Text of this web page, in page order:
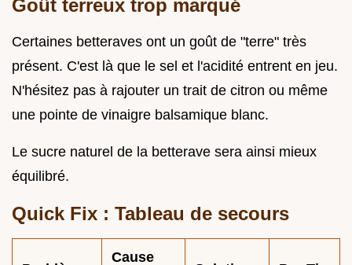
Goût terreux trop marqué
Certaines betteraves ont un goût de "terre" très
présent. C'est là que le sel et l'acidité entrent en jeu.
N'hésitez pas à rajouter un trait de citron ou même
une pointe de vinaigre balsamique blanc.
Le sucre naturel de la betterave sera ainsi mieux
équilibré.
Quick Fix : Tableau de secours
Cause